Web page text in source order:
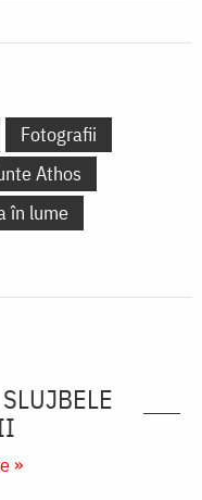
Fotografii
Athos
în lume
»